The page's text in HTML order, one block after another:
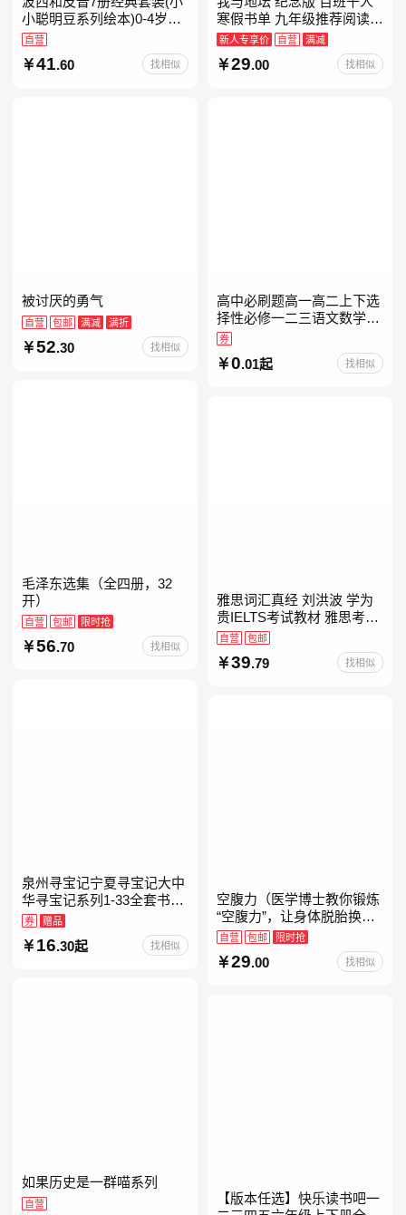
小聪明豆系列绘本)0-4岁低
幼启蒙情绪管理习惯养成绘
本，引导宝宝认识接纳情绪
培养好品质，发现快
自营
41 .60 找相似
寒假书单 九年级推荐阅读
当当自营
新人专享价 自营 满减
29.00 找相似
被讨厌的勇气
自营 包邮 满减 满折
52.30 找相似
高中必刷题高一高二上下选
择性必修一二三语文数学英
语物理化学生物政治历史地
理人教版同步练习册狂k重
点教辅资料
券
0.01起 找相似
毛泽东选集（全四册，32
开）
自营 包邮 限时抢
56.70 找相似
雅思词汇真经 刘洪波 学为
贵IELTS考试教材 雅思考试
资料单词书核心词汇书
自营 包邮
39.79 找相似
泉州寻宝记宁夏寻宝记大中
华寻宝记系列1-33全套书32
册【含新书宁夏寻宝记】当
当自营正版6-12岁新疆海南
广东福建河北黑
券 赠品
16.30起 找相似
空腹力（医学博士教你锻炼
“空腹力”，让身体脱胎换
骨！）
自营 包邮 限时抢
29.00 找相似
如果历史是一群喵系列
自营
【版本任选】快乐读书吧一